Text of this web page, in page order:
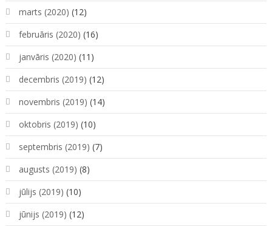
marts (2020) (12)
februāris (2020) (16)
janvāris (2020) (11)
decembris (2019) (12)
novembris (2019) (14)
oktobris (2019) (10)
septembris (2019) (7)
augusts (2019) (8)
jūlijs (2019) (10)
jūnijs (2019) (12)